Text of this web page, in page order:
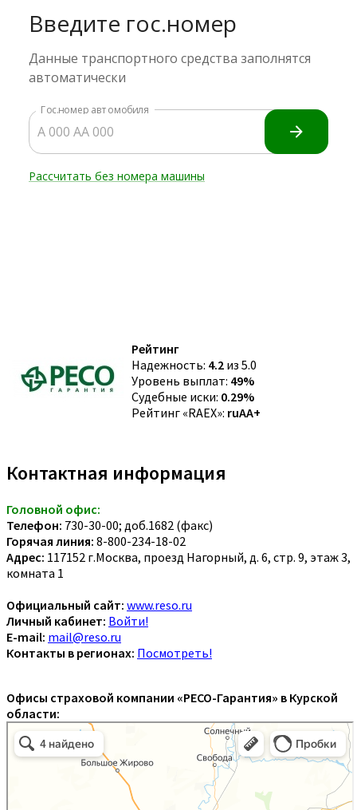
Рейтинг
Надежность: 4.2 из 5.0
Уровень выплат: 49%
Судебные иски: 0.29%
Рейтинг «RAEX»: ruAA+
Контактная информация
Головной офис:
Телефон: 730-30-00; доб.1682 (факс)
Горячая линия: 8-800-234-18-02
Адрес: 117152 г.Москва, проезд Нагорный, д. 6, стр. 9, этаж 3,
комната 1
Официальный сайт: www.reso.ru
Личный кабинет: Войти!
E-mail: mail@reso.ru
Контакты в регионах: Посмотреть!
Офисы страховой компании «РЕСО-Гарантия» в Курской
области: